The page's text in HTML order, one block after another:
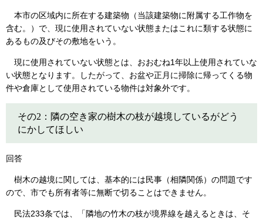
本市の区域内に所在する建築物（当該建築物に附属する工作物を
含む。）で、現に使用されていない状態またはこれに類する状態に
あるもの及びその敷地をいう。
現に使用されていない状態とは、おおむね1年以上使用されていな
い状態となります。したがって、お盆や正月に掃除に帰ってくる物
件や倉庫として使用されている物件は対象外です。
その2：隣の空き家の樹木の枝が越境しているがどう
にかしてほしい
回答
樹木の越境に関しては、基本的には民事（相隣関係）の問題です
ので、市でも所有者等に無断で切ることはできません。
民法233条では、「隣地の竹木の枝が境界線を越えるときは、そ